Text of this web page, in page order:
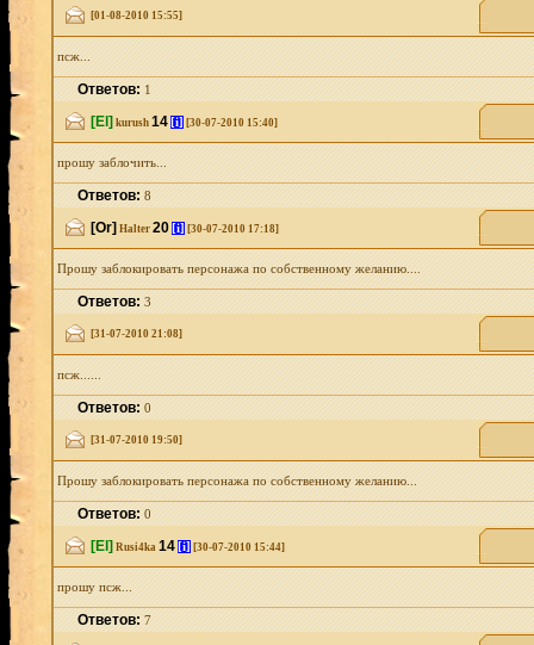
[01-08-2010 15:55]
псж...
Ответов:1
[El] kurush 14 [i] [30-07-2010 15:40]
прошу заблочить...
Ответов:8
[Or] Halter 20 [i] [30-07-2010 17:18]
Прошу заблокировать персонажа по собственному желанию....
Ответов:3
[31-07-2010 21:08]
псж......
Ответов:0
[31-07-2010 19:50]
Прошу заблокировать персонажа по собственному желанию...
Ответов:0
[El] Rusi4ka 14 [i] [30-07-2010 15:44]
прошу псж...
Ответов:7